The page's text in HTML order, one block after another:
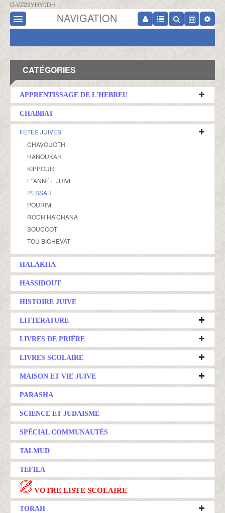
G-VZ29YHY0DH
NAVIGATION
CATÉGORIES
APPRENTISSAGE DE L'HEBREU
CHABBAT
FETES JUIVES
CHAVOUOTH
HANOUKAH
KIPPOUR
L' ANNÉE JUIVE
PESSAH
POURIM
ROCH HA'CHANA
SOUCCOT
TOU BICHEVAT
HALAKHA
HASSIDOUT
HISTOIRE JUIVE
LITTERATURE
LIVRES DE PRIÈRE
LIVRES SCOLAIRE
MAISON ET VIE JUIVE
PARASHA
SCIENCE ET JUDAISME
SPÉCIAL COMMUNAUTÉS
TALMUD
TEFILA
VOTRE LISTE SCOLAIRE
TORAH